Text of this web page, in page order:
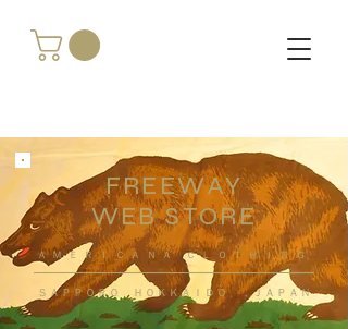
FREEWAY
WEB STORE
​ＡＭＥＲＩＣＡＮＡ ＣＬＯＴＨＩＮＧ
ＳＡＰＰＯＲＯ ＨＯＫＫＡＩＤＯ ，ＪＡＰＡＮ